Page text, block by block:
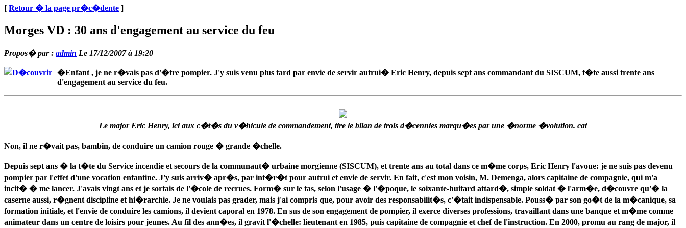
[ Retour � la page pr�c�dente ]
Morges VD : 30 ans d'engagement au service du feu
Propos� par : admin Le 17/12/2007 à 19:20
�Enfant , je ne r�vais pas d'�tre pompier. J'y suis venu plus tard par envie de servir autrui� Eric Henry, depuis sept ans commandant du SISCUM, f�te aussi trente ans
d'engagement au service du feu.
Le major Eric Henry, ici aux c�t�s du v�hicule de commandement, tire le bilan de trois d�cennies marqu�es par une �norme �volution. cat
Non, il ne r�vait pas, bambin, de conduire un camion rouge � grande �chelle.
Depuis sept ans � la t�te du Service incendie et secours de la communaut� urbaine morgienne (SISCUM), et trente ans au total dans ce m�me corps, Eric Henry l'avoue: je ne suis pas devenu
pompier par l'effet d'une vocation enfantine. J'y suis arriv� apr�s, par int�r�t pour autrui et envie de servir. En fait, c'est mon voisin, M. Demenga, alors capitaine de compagnie, qui m'a
incit� � me lancer. J'avais vingt ans et je sortais de l'�cole de recrues. Form� sur le tas, selon l'usage � l'�poque, le soixante-huitard attard�, simple soldat � l'arm�e, d�couvre qu'� la
caserne aussi, r�gnent discipline et hi�rarchie. Je ne voulais pas grader, mais j'ai compris que, pour avoir des responsabilit�s, c'�tait indispensable. Pouss� par son go�t de la m�canique, sa
formation initiale, et l'envie de conduire les camions, il devient caporal en 1978. En sus de son engagement de pompier, il exerce diverses professions, travaillant dans une banque et m�me comme
animateur dans un centre de loisirs pour jeunes. Au fil des ann�es, il gravit l'�chelle: lieutenant en 1985, puis capitaine de compagnie et chef de l'instruction. En 2000, promu au rang de major, il